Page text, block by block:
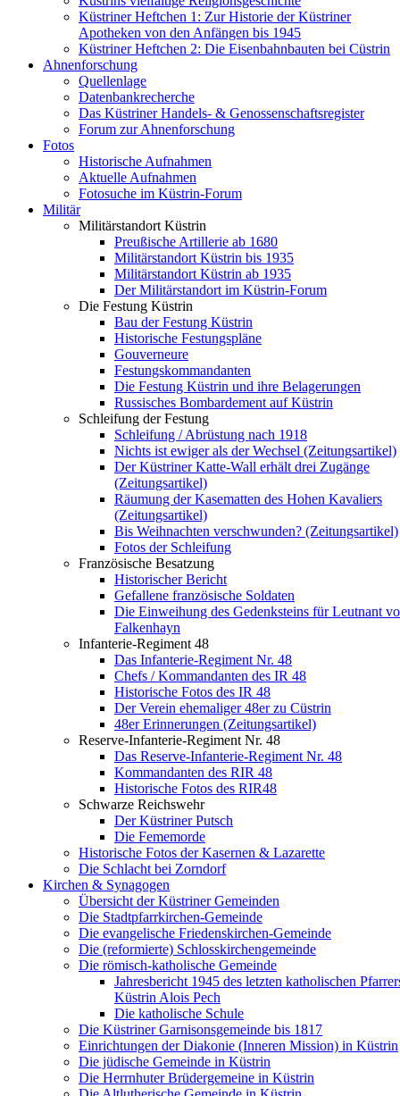
Küstriner Heftchen 1: Zur Historie der Küstriner
Apotheken von den Anfängen bis 1945
Küstriner Heftchen 2: Die Eisenbahnbauten bei Cüstrin
Ahnenforschung
Quellenlage
Datenbankrecherche
Das Küstriner Handels- & Genossenschaftsregister
Forum zur Ahnenforschung
Fotos
Historische Aufnahmen
Aktuelle Aufnahmen
Fotosuche im Küstrin-Forum
Militär
Militärstandort Küstrin
Preußische Artillerie ab 1680
Militärstandort Küstrin bis 1935
Militärstandort Küstrin ab 1935
Der Militärstandort im Küstrin-Forum
Die Festung Küstrin
Bau der Festung Küstrin
Historische Festungspläne
Gouverneure
Festungskommandanten
Die Festung Küstrin und ihre Belagerungen
Russisches Bombardement auf Küstrin
Schleifung der Festung
Schleifung / Abrüstung nach 1918
Nichts ist ewiger als der Wechsel (Zeitungsartikel)
Der Küstriner Katte-Wall erhält drei Zugänge
(Zeitungsartikel)
Räumung der Kasematten des Hohen Kavaliers
(Zeitungsartikel)
Bis Weihnachten verschwunden? (Zeitungsartikel)
Fotos der Schleifung
Französische Besatzung
Historischer Bericht
Gefallene französische Soldaten
Die Einweihung des Gedenksteins für Leutnant
Falkenhayn
Infanterie-Regiment 48
Das Infanterie-Regiment Nr. 48
Chefs / Kommandanten des IR 48
Historische Fotos des IR 48
Der Verein ehemaliger 48er zu Cüstrin
48er Erinnerungen (Zeitungsartikel)
Reserve-Infanterie-Regiment Nr. 48
Das Reserve-Infanterie-Regiment Nr. 48
Kommandanten des RIR 48
Historische Fotos des RIR48
Schwarze Reichswehr
Der Küstriner Putsch
Die Fememorde
Historische Fotos der Kasernen & Lazarette
Die Schlacht bei Zorndorf
Kirchen & Synagogen
Übersicht der Küstriner Gemeinden
Die Stadtpfarrkirchen-Gemeinde
Die evangelische Friedenskirchen-Gemeinde
Die (reformierte) Schlosskirchengemeinde
Die römisch-katholische Gemeinde
Jahresbericht 1945 des letzten katholischen
Küstrin Alois Pech
Die katholische Schule
Die Küstriner Garnisonsgemeinde bis 1817
Einrichtungen der Diakonie (Inneren Mission) in Küstrin
Die jüdische Gemeinde in Küstrin
Die Herrnhuter Brüdergemeine in Küstrin